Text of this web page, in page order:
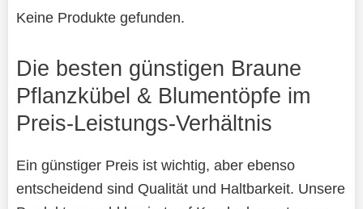
Keine Produkte gefunden.
Die besten günstigen Braune
Pflanzkübel & Blumentöpfe im
Preis-Leistungs-Verhältnis
Ein günstiger Preis ist wichtig, aber ebenso
entscheidend sind Qualität und Haltbarkeit. Unsere